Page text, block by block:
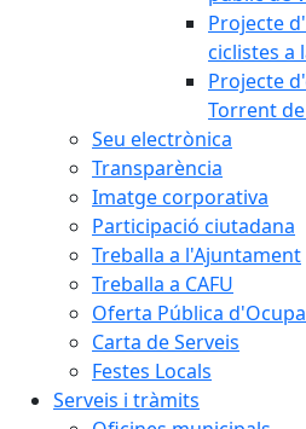
Projecte
ciclistes a
Projecte
Torrent
Seu electrònica
Transparència
Imatge corporativa
Participació ciutadana
Treballa a l'Ajuntament
Treballa a CAFU
Oferta Pública
Carta de Serveis
Festes Locals
Serveis i tràmits